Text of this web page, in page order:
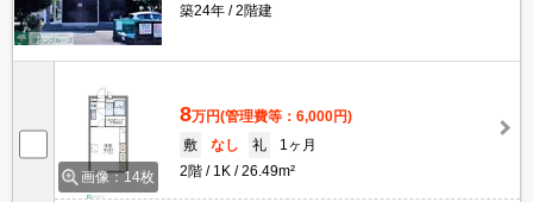
築24年
2階建
画像：14枚
8万円(管理費等：6,000円)
敷
なし 礼
1ヶ月
2階
1K 26.49m²